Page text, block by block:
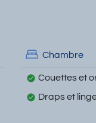
Chambre
Couettes et
Draps et